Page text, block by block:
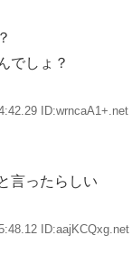
でしょ？
ID:wrncaA1+.net
言ったらしい
ID:aajKCQxg.net